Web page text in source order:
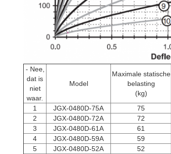
- Nee,
dat is
niet
waar.
Model
Maximale statische
belasting
(kg)
1 JGX-0480D-75A 75
2
JGX-0480D-72A 72
3
JGX-0480D-61A 61
4
JGX-0480D-59A 59
5
JGX-0480D-52A 52